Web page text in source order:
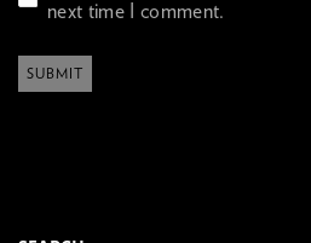
next time I comment.